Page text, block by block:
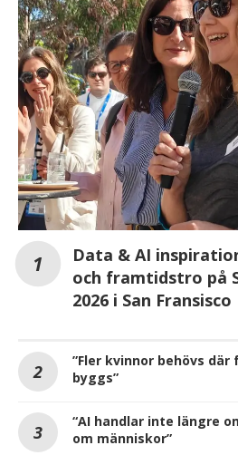
Data & AI
och framtidstro på
2026 i San Fransisco
”Fler kvinnor behövs
byggs”
“AI handlar inte längre
om människor”